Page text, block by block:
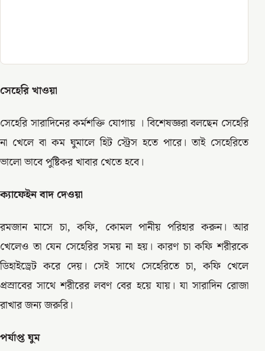
সেহেরি খাওয়া
সেহেরি সারাদিনের কর্মশক্তি যোগায় । বিশেষজ্ঞরা বলছেন সেহেরি
না খেলে বা কম ঘুমালে হিট স্ট্রেস হতে পারে। তাই সেহেরিতে
ভালো ভাবে পুষ্টিকর খাবার খেতে হবে।
ক্যাফেইন বাদ দেওয়া
রমজান মাসে চা, কফি, কোমল পানীয় পরিহার করুন। আর
খেলেও তা যেন সেহেরির সময় না হয়। কারণ চা কফি শরীরকে
ডিহাইড্রেট করে দেয়। সেই সাথে সেহেরিতে চা, কফি খেলে
প্রস্রাবের সাথে শরীরের লবণ বের হয়ে যায়। যা সারাদিন রোজা
রাখার জন্য জরুরি।
পর্যাপ্ত ঘুম